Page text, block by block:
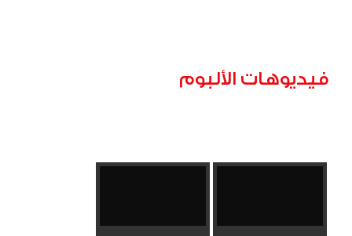
فيديوهات الألبوم